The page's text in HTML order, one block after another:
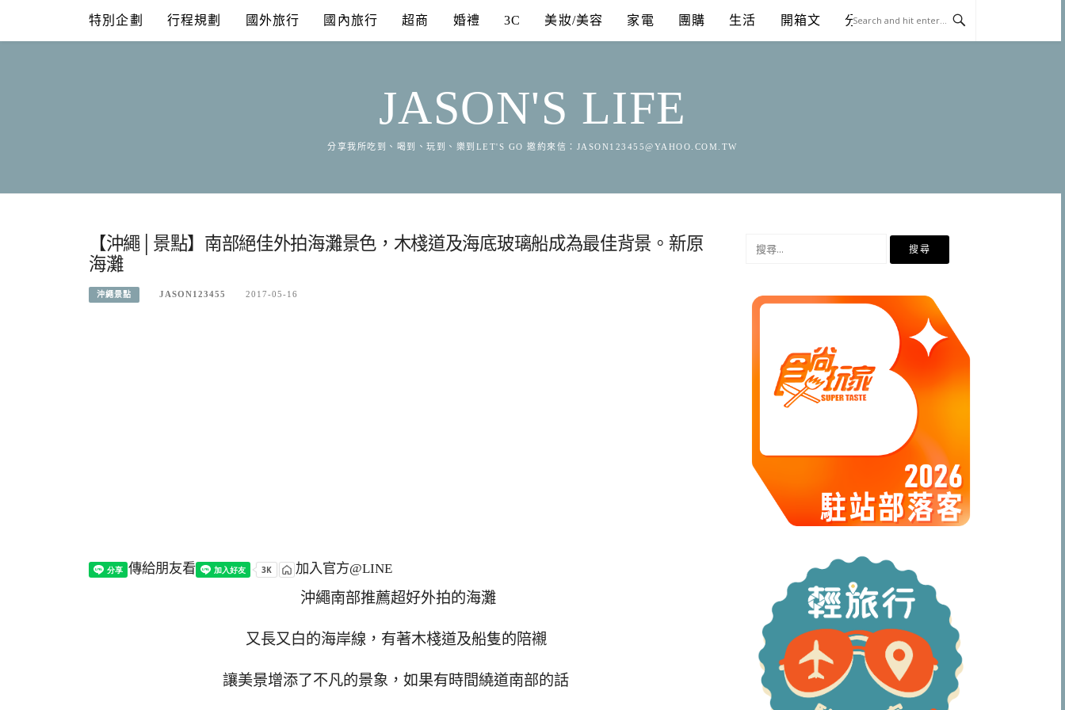
content
特別企劃 行程規劃 國外旅行 國內旅行 超商 婚禮 3C 美妝/美容 家電 團購 生活 開箱文 分享
JASON'S LIFE
分享我所吃到、喝到、玩到、樂到LET'S GO 邀約來信： JASON123455@YAHOO.COM.TW
【沖繩│景點】南部絕佳外拍海灘景色，木棧道及海底玻璃船成為最佳背景。新原
海灘
沖繩景點 JASON123455 2017-05-16
傳給朋友看 加入官方@LINE
沖繩南部推薦超好外拍的海灘
又長又白的海岸線，有著木棧道及船隻的陪襯
讓美景增添了不凡的景象，如果有時間繞道南部的話
鍵